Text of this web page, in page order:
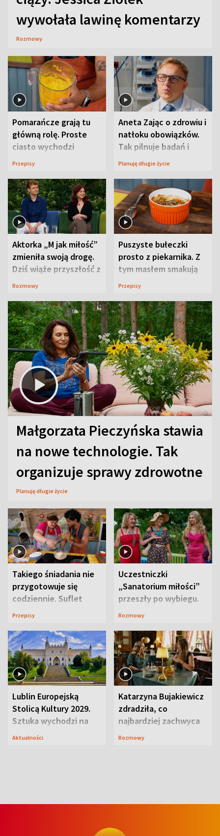
wywołała lawinę komentarzy
Rozmowy
Pomarańcze grają tu
główną rolę. Proste
ciasto wychodzi
wyjątkowo wilgotne
Przepisy
Aneta Zając o zdrowiu i
natłoku obowiązków.
Tak pilnuje badań i
wizyt
Planuję długie życie
Aktorka „M jak miłość”
zmieniła swoją drogę.
Dziś wiąże przyszłość z
neurobiologią
Rozmowy
Puszyste bułeczki
prosto z piekarnika. Z
tym masłem smakują
jeszcze lepiej
Przepisy
Małgorzata Pieczyńska stawia
na nowe technologie. Tak
organizuje sprawy zdrowotne
Planuję długie życie
Takiego śniadania nie
przygotowuje się
codziennie. Suflet
serowy zachwyca
Przepisy
Uczestniczki
„Sanatorium miłości”
przeszły po wybiegu.
Te stylizacje
Rozmowy
Lublin Europejską
Stolicą Kultury 2029.
Sztuka wychodzi na
ulice
Aktualności
Katarzyna Bujakiewicz
zdradziła, co
najbardziej zachwyca
ją w Lublinie
Rozmowy